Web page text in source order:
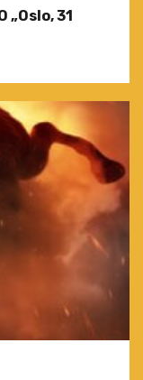
31